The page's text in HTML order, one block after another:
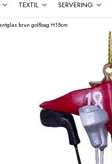
TEXTIL SERVERING
brun golfbag H15cm